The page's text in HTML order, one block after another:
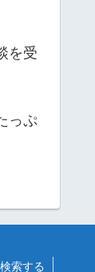
を受
っぷ
索する